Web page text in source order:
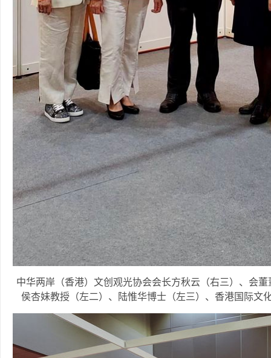
中华两岸（香港）文创观光协会会长方秋云（右三）、会
侯杏妹教授（左二）、陆惟华博士（左三）、香港国际文